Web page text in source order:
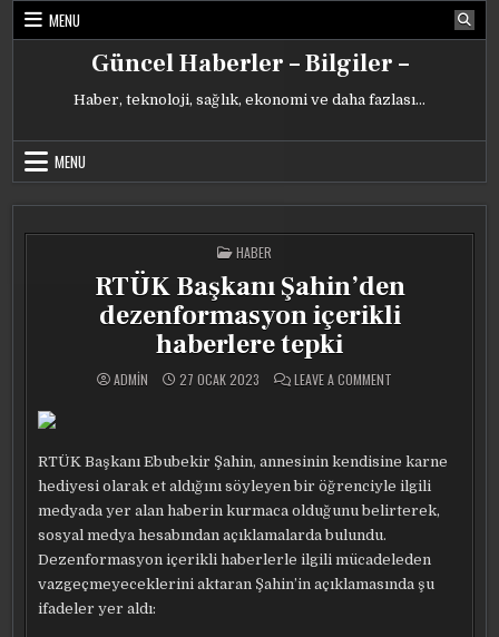
Skip
MENU
Güncel Haberler – Bilgiler –
Haber, teknoloji, sağlık, ekonomi ve daha fazlası…
MENU
POSTED
IN
HABER
RTÜK Başkanı Şahin’den
dezenformasyon içerikli
haberlere tepki
ADMIN 27 OCAK 2023 LEAVE A COMMENTON
HABERLERE
TEPKI
RTÜK Başkanı Ebubekir Şahin, annesinin kendisine karne
hediyesi olarak et aldığını söyleyen bir öğrenciyle ilgili
medyada yer alan haberin kurmaca olduğunu belirterek,
sosyal medya hesabından açıklamalarda bulundu.
Dezenformasyon içerikli haberlerle ilgili mücadeleden
vazgeçmeyeceklerini aktaran Şahin’in açıklamasında şu
ifadeler yer aldı: